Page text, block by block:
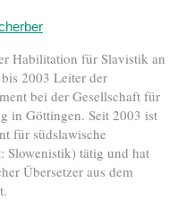
Habilitation für Slavistik an
2003 Leiter der
bei der Gesellschaft für
in Göttingen. Seit 2003 ist
für südslawische
Slowenistik) tätig und hat
Übersetzer aus dem